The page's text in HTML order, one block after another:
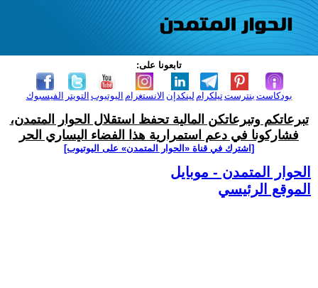
تابعونا على:
الفيسبوك التويتر اليوتيوب الانستغرام لينكدإن تيلكرامبنترست بودكاست
تبرعاتكم وتبرعاتكن المالية تحفظ استقلال الحوار المتمدن،
فشاركونا في دعم استمرارية هذا الفضاء اليساري الحر
[اشترك في قناة ‫«الحوار المتمدن» على اليوتيوب]
الحوار المتمدن - موبايل
الموقع الرئيسي